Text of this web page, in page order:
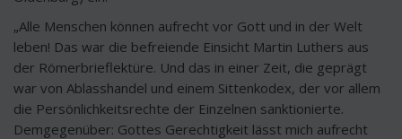
„Alle Menschen können aufrecht vor Gott und in der Welt
leben! Das war die befreiende Einsicht Martin Luthers aus
der Römerbrieflektüre. Und das in einer Zeit, die geprägt
war von Ablasshandel und einem Sittenkodex, der vor allem
die Persönlichkeitsrechte der Einzelnen sanktionierte.
Demgegenüber: Gottes Gerechtigkeit lässt mich aufrecht